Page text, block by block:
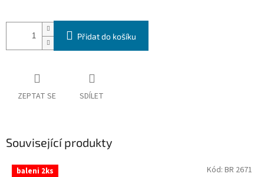
Přidat do košíku
ZEPTAT SE SDÍLET
Související produkty
baleni 2ks Kód: BR 2671